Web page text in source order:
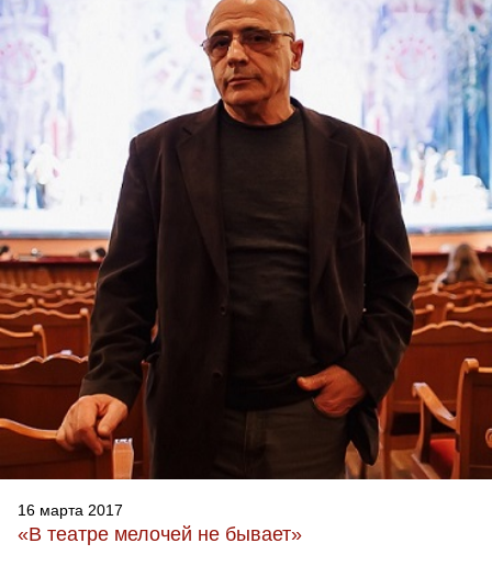
16 марта 2017
«В театре мелочей не бывает»